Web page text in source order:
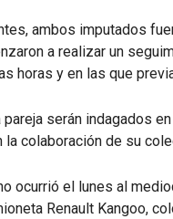
ambos imputados
a realizar un
horas y en las que
serán indagados
la colaboración de su
ocurrió el lunes al
Renault Kangoo,